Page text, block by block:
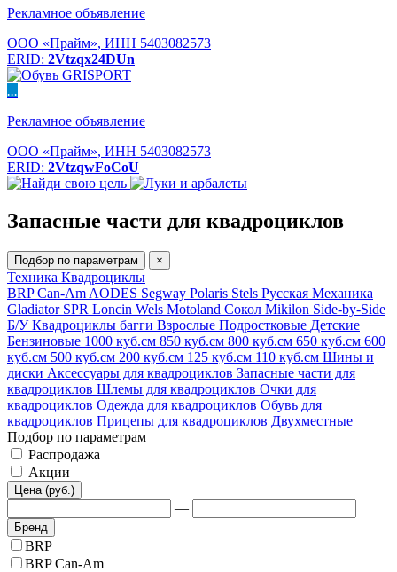
Рекламное объявление
ООО «Прайм», ИНН 5403082573
ERID: 2Vtzqx24DUn
...
Рекламное объявление
ООО «Прайм», ИНН 5403082573
ERID: 2VtzqwFoCoU
Запасные части для квадроциклов
Подбор по параметрам ×
Техника Квадроциклы
BRP Can-Am AODES Segway Polaris Stels Русская Механика
Gladiator SPR Loncin Wels Motoland Сокол Mikilon Side-by-Side
Б/УКвадроциклы багги Взрослые Подростковые Детские
Бензиновые 1000 куб.см 850 куб.см 800 куб.см 650 куб.см 600
куб.см 500 куб.см 200 куб.см 125 куб.см 110 куб.см Шины и
диски Аксессуары для квадроциклов Запасные части для
квадроциклов Шлемы для квадроциклов Очки для
квадроциклов Одежда для квадроциклов Обувь для
квадроциклов Прицепы для квадроциклов Двухместные
Подбор по параметрам
Распродажа
Акции
Цена (руб.)
—
Бренд
BRP
BRP Can-Am